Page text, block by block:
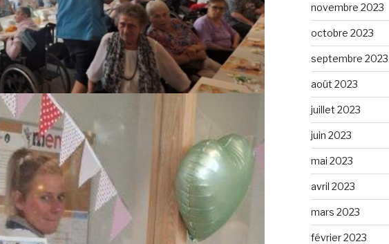
novembre 2023
octobre 2023
septembre 2023
août 2023
juillet 2023
juin 2023
mai 2023
avril 2023
mars 2023
février 2023